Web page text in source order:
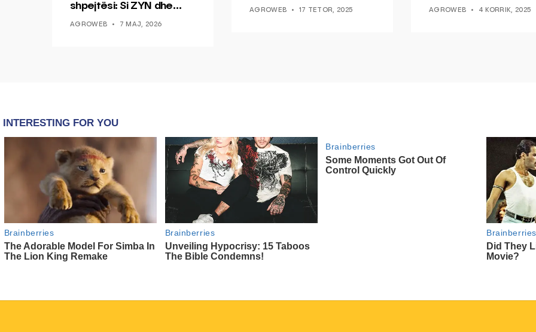
shpejtësi: Si ZYN dhe
AGROWEB 7 MAJ, 2026
AGROWEB 17 TETOR, 2025 AGROWEB 4 KORRIK, 2025